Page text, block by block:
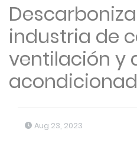
industria de
ventilación y
Aug 23, 2023